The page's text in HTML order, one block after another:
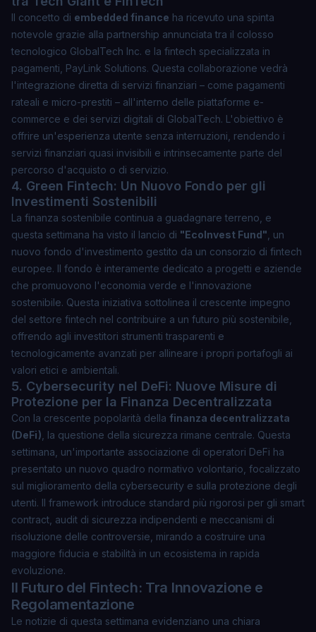
Il concetto di embedded finance ha ricevuto una spinta
notevole grazie alla partnership annunciata tra il colosso
tecnologico GlobalTech Inc. e la fintech specializzata in
pagamenti, PayLink Solutions. Questa collaborazione vedrà
l'integrazione diretta di servizi finanziari – come pagamenti
rateali e micro-prestiti – all'interno delle piattaforme e-
commerce e dei servizi digitali di GlobalTech. L'obiettivo è
offrire un'esperienza utente senza interruzioni, rendendo i
servizi finanziari quasi invisibili e intrinsecamente parte del
percorso d'acquisto o di servizio.
4. Green Fintech: Un Nuovo Fondo per gli
Investimenti Sostenibili
La finanza sostenibile continua a guadagnare terreno, e
questa settimana ha visto il lancio di "EcoInvest Fund" , un
nuovo fondo d'investimento gestito da un consorzio di fintech
europee. Il fondo è interamente dedicato a progetti e aziende
che promuovono l'economia verde e l'innovazione
sostenibile. Questa iniziativa sottolinea il crescente impegno
del settore fintech nel contribuire a un futuro più sostenibile,
offrendo agli investitori strumenti trasparenti e
tecnologicamente avanzati per allineare i propri portafogli ai
valori etici e ambientali.
5. Cybersecurity nel DeFi: Nuove Misure di
Protezione per la Finanza Decentralizzata
Con la crescente popolarità della finanza decentralizzata
(DeFi) , la questione della sicurezza rimane centrale. Questa
settimana, un'importante associazione di operatori DeFi ha
presentato un nuovo quadro normativo volontario, focalizzato
sul miglioramento della cybersecurity e sulla protezione degli
utenti. Il framework introduce standard più rigorosi per gli smart
contract, audit di sicurezza indipendenti e meccanismi di
risoluzione delle controversie, mirando a costruire una
maggiore fiducia e stabilità in un ecosistema in rapida
evoluzione.
Il Futuro del Fintech: Tra Innovazione e
Regolamentazione
Le notizie di questa settimana evidenziano una chiara